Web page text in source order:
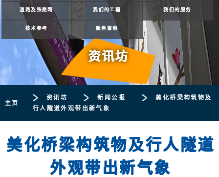
道路及铁路网 我们的工程 我们的服务
技术参考 服务查询
主页
资讯坊
资讯坊 新闻公报
美化桥梁构筑物及
行人隧道外观带出新气象
美化桥梁构筑物及行人隧道
外观带出新气象